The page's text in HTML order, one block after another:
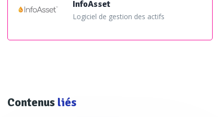
InfoAsset
Logiciel de gestion des actifs
Contenus liés